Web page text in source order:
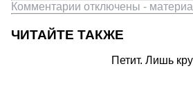
Комментарии отключены -
ЧИТАЙТЕ ТАКЖЕ
Петит. Лишь